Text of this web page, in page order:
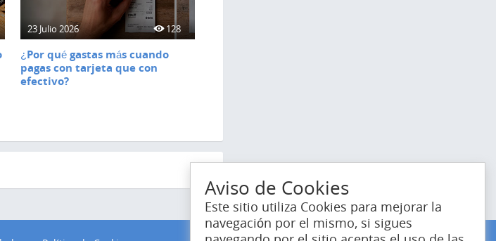
23 Julio 2026 128
¿Por qué gastas más cuando
pagas con tarjeta que con
efectivo?
Aviso de Cookies
Este sitio utiliza Cookies para mejorar la
navegación por el mismo, si sigues